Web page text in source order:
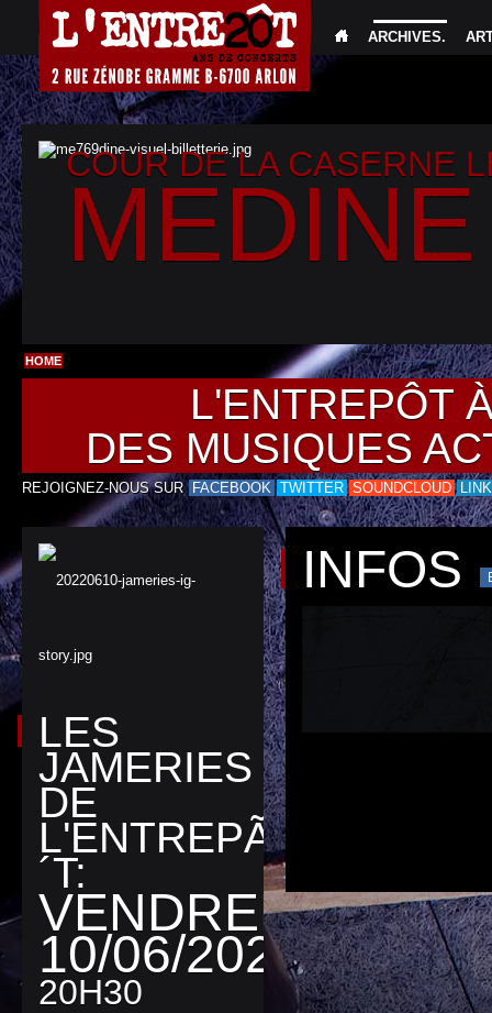
ARCHIVES.
COUR DE LA CASERNE
MEDINE
HOME
L'ENTREPÔT
DES MUSIQUES
REJOIGNEZ-NOUS SUR FACEBOOK TWITTER SOUNDCLOUD
LES
JAMERIES
DE
L'ENTREPÃ
´T:
VENDREDI
10/06/2022
20H30
INFOS